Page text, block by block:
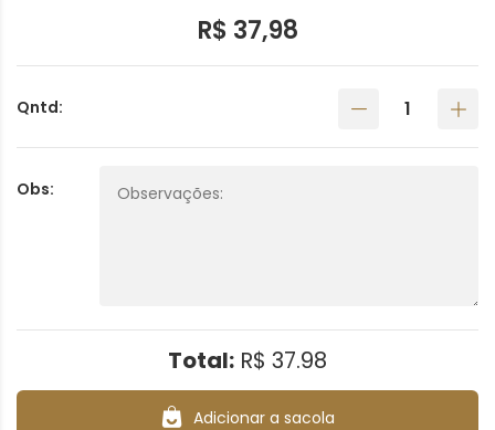
R$ 37,98
Qntd:
Obs:
Total: R$ 37.98
Adicionar a sacola